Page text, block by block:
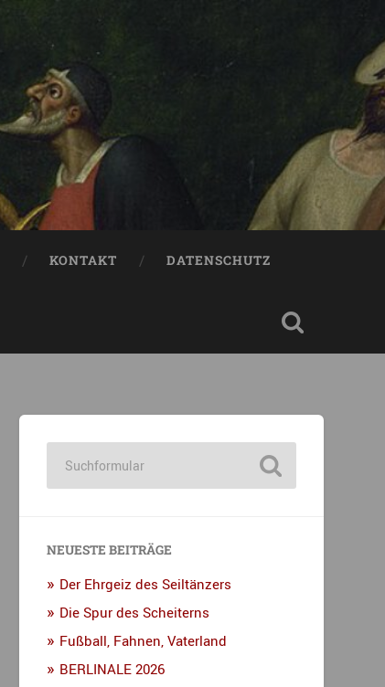
KONTAKT DATENSCHUTZ
NEUESTE BEITRÄGE
Der Ehrgeiz des Seiltänzers
Die Spur des Scheiterns
Fußball, Fahnen, Vaterland
BERLINALE 2026